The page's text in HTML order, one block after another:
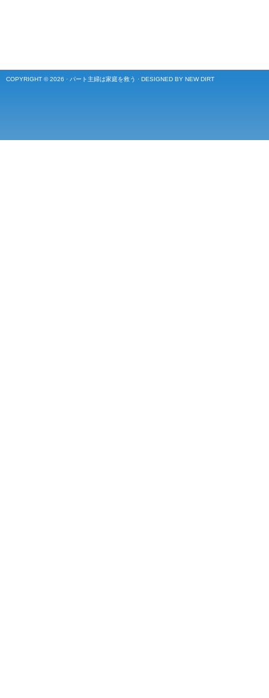
COPYRIGHT © 2026 · パート主婦は家庭を救う · DESIGNED BY NEW DIRT